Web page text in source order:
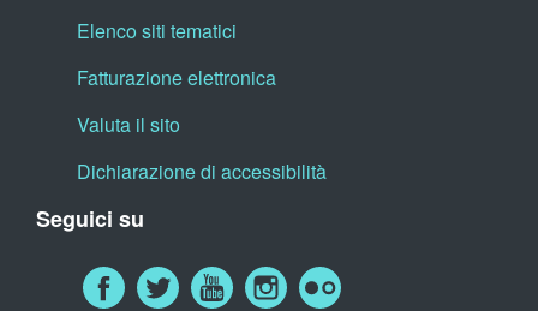
Elenco siti tematici
Fatturazione elettronica
Valuta il sito
Dichiarazione di accessibilità
Seguici su